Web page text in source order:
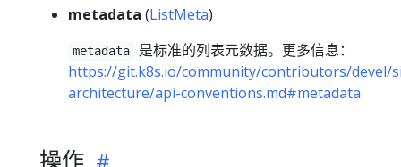
metadata (ListMeta)
metadata
是标准的列表元数据。更多信息：
https://git.k8s.io/community/contributors/devel/
architecture/api-conventions.md#metadata
操作